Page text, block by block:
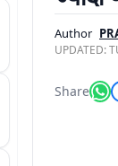
Author
UPDATED:
Share